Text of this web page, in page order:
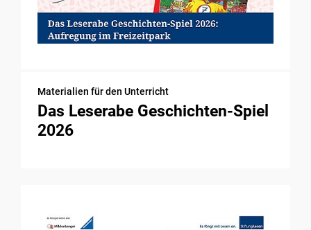
Materialien für den Unterricht
Das Leserabe Geschichten-Spiel
2026